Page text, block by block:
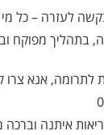
לעזרה – כל מי
בתהליך מפוקח
אנא צרו
איתנה